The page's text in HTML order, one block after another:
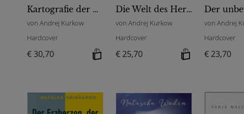
Kartografie der Freiheit
von Andrej Kurkow
Hardcover
€ 30,70
Die Welt des Herrn Bickford
von Andrej Kurkow
Hardcover
€ 25,70
von Andrej
Hardcover
€ 23,70